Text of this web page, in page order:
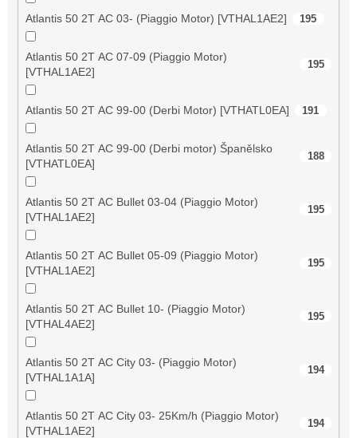
Atlantis 50 2T AC 03- (Piaggio Motor) [VTHAL1AE2] 195
Atlantis 50 2T AC 07-09 (Piaggio Motor)
[VTHAL1AE2]
195
Atlantis 50 2T AC 99-00 (Derbi Motor) [VTHATL0EA] 191
Atlantis 50 2T AC 99-00 (Derbi motor) Španělsko
[VTHATL0EA]
188
Atlantis 50 2T AC Bullet 03-04 (Piaggio Motor)
[VTHAL1AE2]
195
Atlantis 50 2T AC Bullet 05-09 (Piaggio Motor)
[VTHAL1AE2]
195
Atlantis 50 2T AC Bullet 10- (Piaggio Motor)
[VTHAL4AE2]
195
Atlantis 50 2T AC City 03- (Piaggio Motor)
[VTHAL1A1A]
194
Atlantis 50 2T AC City 03- 25Km/h (Piaggio Motor)
[VTHAL1AE2]
194